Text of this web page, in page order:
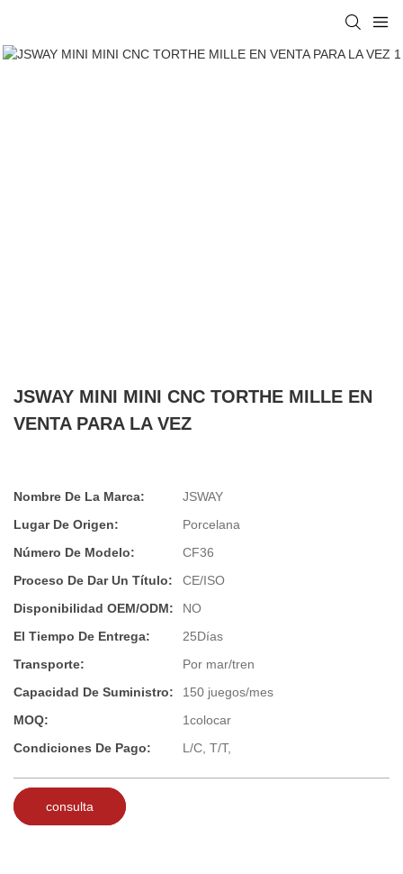
JSWAY MINI MINI CNC TORTHE MILLE EN
VENTA PARA LA VEZ
Nombre De La Marca:
JSWAY
Lugar De Origen:
Porcelana
Número De Modelo:
CF36
Proceso De Dar Un Título:
CE/ISO
Disponibilidad OEM/ODM:
NO
El Tiempo De Entrega:
25Días
Transporte:
Por mar/tren
Capacidad De Suministro:
150 juegos/mes
MOQ:
1colocar
Condiciones De Pago:
L/C, T/T,
consulta